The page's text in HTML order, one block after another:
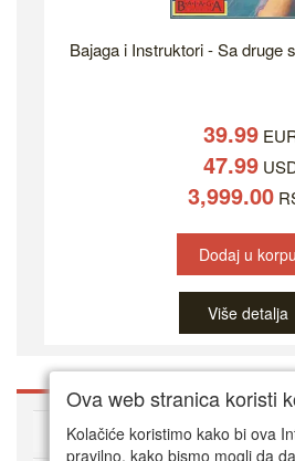
Bajaga i Instruktori - Sa druge
39.99
47.99
3,999.00
Dodaj u korpu
Više detalja
O DVD Zoni
Ova web stranica koristi
Kolačiće koristimo kako bi ova
pravilno, kako bismo mogli da